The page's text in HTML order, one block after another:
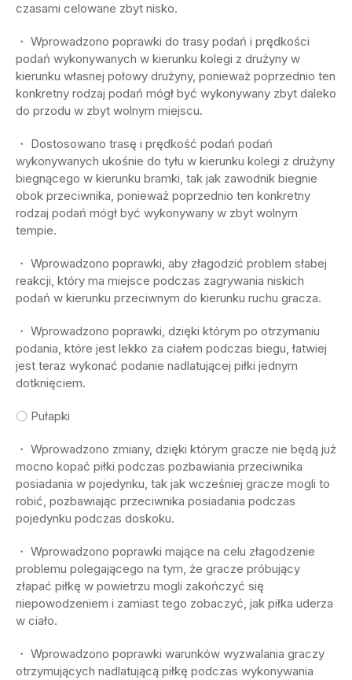
czasami celowane zbyt nisko.
・ Wprowadzono poprawki do trasy podań i prędkości
podań wykonywanych w kierunku kolegi z drużyny w
kierunku własnej połowy drużyny, ponieważ poprzednio ten
konkretny rodzaj podań mógł być wykonywany zbyt daleko
do przodu w zbyt wolnym miejscu.
・ Dostosowano trasę i prędkość podań podań
wykonywanych ukośnie do tyłu w kierunku kolegi z drużyny
biegnącego w kierunku bramki, tak jak zawodnik biegnie
obok przeciwnika, ponieważ poprzednio ten konkretny
rodzaj podań mógł być wykonywany w zbyt wolnym
tempie.
・ Wprowadzono poprawki, aby złagodzić problem słabej
reakcji, który ma miejsce podczas zagrywania niskich
podań w kierunku przeciwnym do kierunku ruchu gracza.
・ Wprowadzono poprawki, dzięki którym po otrzymaniu
podania, które jest lekko za ciałem podczas biegu, łatwiej
jest teraz wykonać podanie nadlatującej piłki jednym
dotknięciem.
〇 Pułapki
・ Wprowadzono zmiany, dzięki którym gracze nie będą już
mocno kopać piłki podczas pozbawiania przeciwnika
posiadania w pojedynku, tak jak wcześniej gracze mogli to
robić, pozbawiając przeciwnika posiadania podczas
pojedynku podczas doskoku.
・ Wprowadzono poprawki mające na celu złagodzenie
problemu polegającego na tym, że gracze próbujący
złapać piłkę w powietrzu mogli zakończyć się
niepowodzeniem i zamiast tego zobaczyć, jak piłka uderza
w ciało.
・ Wprowadzono poprawki warunków wyzwalania graczy
otrzymujących nadlatującą piłkę podczas wykonywania